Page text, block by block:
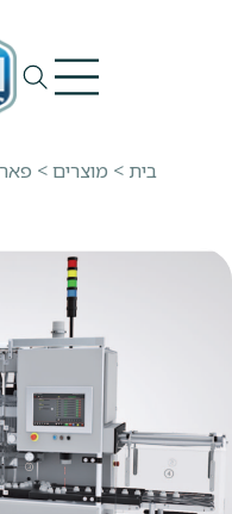
בית > מוצרים>